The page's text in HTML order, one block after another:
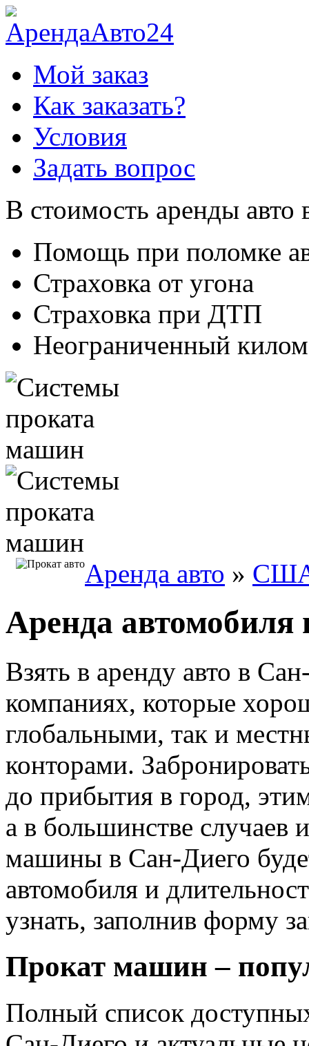
Мой заказ
Как заказать?
Условия
Задать вопрос
В стоимость аренды авто
Помощь при поломке
Страховка от угона
Страховка при ДТП
Неограниченный
Аренда авто »
Аренда автомобиля
Взять в аренду авто в
компаниях, которые
глобальными, так и
конторами.
до прибытия в город,
а в большинстве случаев
машины в Сан-Диего
автомобиля и
узнать, заполнив форму
Прокат машин –
Полный список